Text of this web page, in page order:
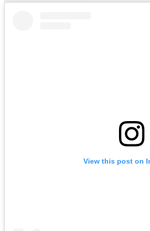
View this post on